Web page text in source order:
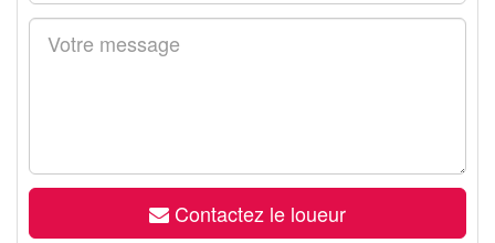
Contactez le loueur